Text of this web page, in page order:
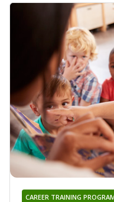
CAREER TRAINING